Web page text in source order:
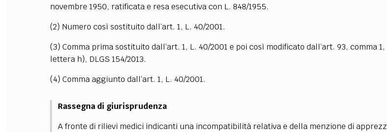
novembre 1950, ratificata e resa esecutiva con L. 848/1955.
(2) Numero così sostituito dall’art. 1, L. 40/2001.
(3) Comma prima sostituito dall’art. 1, L. 40/2001 e poi così modificato dall’art. 93, comma 1,
lettera h), DLGS 154/2013.
(4) Comma aggiunto dall’art. 1, L. 40/2001.
Rassegna di giurisprudenza
A fronte di rilievi medici indicanti una incompatibilità relativa e della menzione di